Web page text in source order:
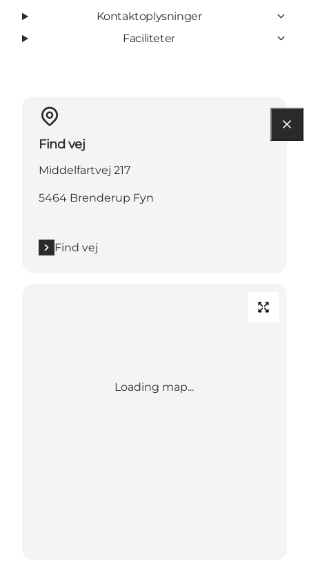
Kontaktoplysninger
Faciliteter
Find vej
Middelfartvej 217
5464 Brenderup Fyn
Find vej
Loading map...